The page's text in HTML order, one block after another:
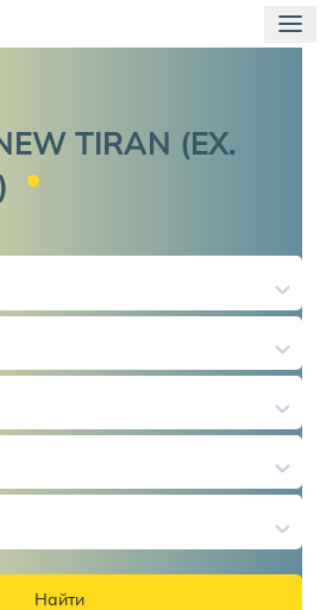
TIRAN (EX.
Найти